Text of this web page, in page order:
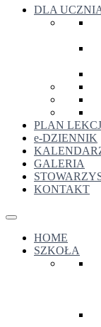
DLA
PLAN
e-DZIENNIK
GALERIA
KONTAKT
HOME
SZKOŁA